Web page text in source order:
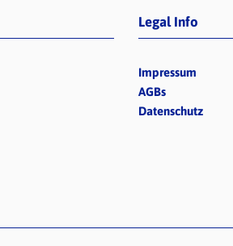
Legal Info
Impressum
AGBs
Datenschutz